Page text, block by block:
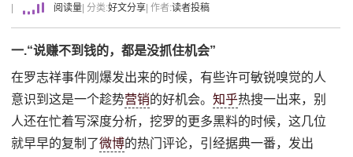
阅读量 | 分类:好文分享 | 作者:读者投稿
一.“说赚不到钱的，都是没抓住机会”
在罗志祥事件刚爆发出来的时候，有些许可敏锐嗅觉的人
意识到这是一个趁势营销的好机会。知乎热搜一出来，别
人还在忙着写深度分析，挖罗的更多黑料的时候，这几位
就早早的复制了微博的热门评论，引经据典一番，发出